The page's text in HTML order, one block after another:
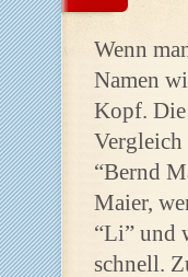
Wenn
Namen
Kopf. Die
Vergleich
“Bernd
Maier,
“Li” und
schnell.